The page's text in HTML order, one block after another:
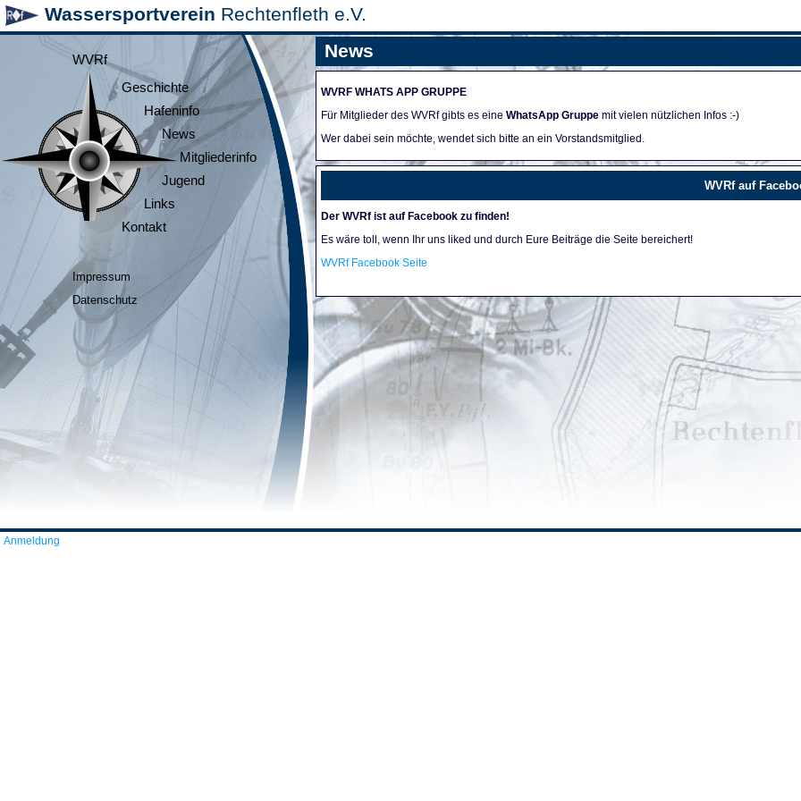
Wassersportverein Rechtenfleth e.V.
WVRf
Geschichte
Hafeninfo
News
Mitgliederinfo
Jugend
Links
Kontakt
Impressum
Datenschutz
News
WVRF WHATS APP GRUPPE
Für Mitglieder des WVRf gibts es eine WhatsApp Gruppe mit vielen nützlichen Infos :-)
Wer dabei sein möchte, wendet sich bitte an ein Vorstandsmitglied.
WVRf auf
Der WVRf ist auf Facebook zu finden!
Es wäre toll, wenn Ihr uns liked und durch Eure Beiträge die Seite bereichert!
WVRf Facebook Seite
Anmeldung